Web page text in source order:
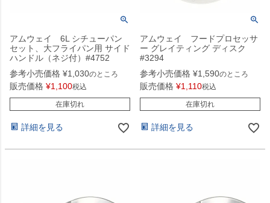
アムウェイ 6L シチューパン
セット、大フライパン用 サイド
ハンドル（ネジ付）#4752
参考小売価格 ¥1,030のところ
販売価格 ¥1,100税込
在庫切れ
詳細を見る
アムウェイ フードプロセッサ
ー グレイティング ディスク
#3294
参考小売価格 ¥1,590のところ
販売価格 ¥1,110税込
在庫切れ
詳細を見る